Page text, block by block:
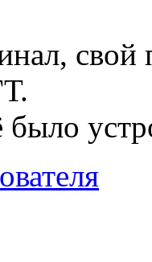
свой
было